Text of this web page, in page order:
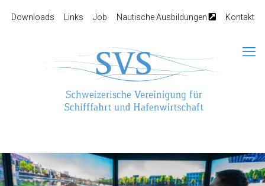
Downloads Links Job Nautische Ausbildungen Kontakt